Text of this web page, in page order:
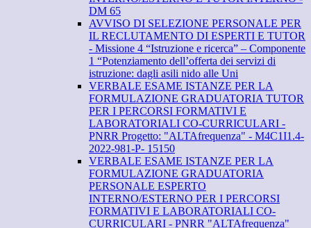
DM 65
AVVISO DI SELEZIONE PERSONALE PER
IL RECLUTAMENTO DI ESPERTI E TUTOR
- Missione 4 “Istruzione e ricerca” – Componente
1 “Potenziamento dell’offerta dei servizi di
istruzione: dagli asili nido alle Uni
VERBALE ESAME ISTANZE PER LA
FORMULAZIONE GRADUATORIA TUTOR
PER I PERCORSI FORMATIVI E
LABORATORIALI CO-CURRICULARI -
PNRR Progetto: "ALTAfrequenza" - M4C1I1.4-
2022-981-P- 15150
VERBALE ESAME ISTANZE PER LA
FORMULAZIONE GRADUATORIA
PERSONALE ESPERTO
INTERNO/ESTERNO PER I PERCORSI
FORMATIVI E LABORATORIALI CO-
CURRICULARI - PNRR "ALTAfrequenza"